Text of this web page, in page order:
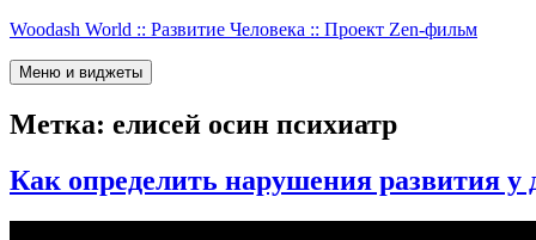
Перейти
содержимому
Woodash World :: Развитие Человека :: Проект Zen-фильм
Меню и виджеты
Метка: елисей осин психиатр
Как определить нарушения развития у